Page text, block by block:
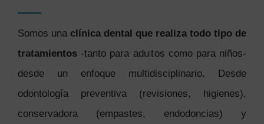
Somos una clínica dental que realiza todo tipo de
tratamientos -tanto para adultos como para niños-
desde un enfoque multidisciplinario. Desde
odontología preventiva (revisiones, higienes),
conservadora (empastes, endodoncias) y